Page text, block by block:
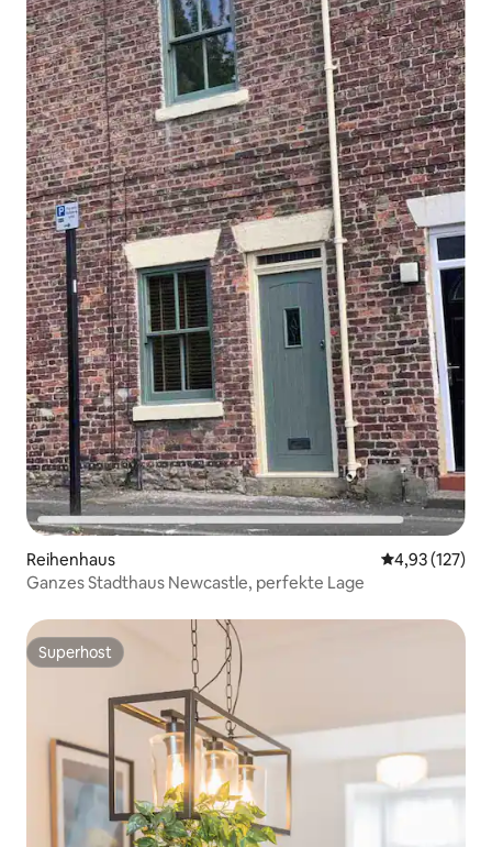
Reihenhaus
4,93 (127)
Ganzes Stadthaus Newcastle, perfekte Lage
Superhost
Superhost